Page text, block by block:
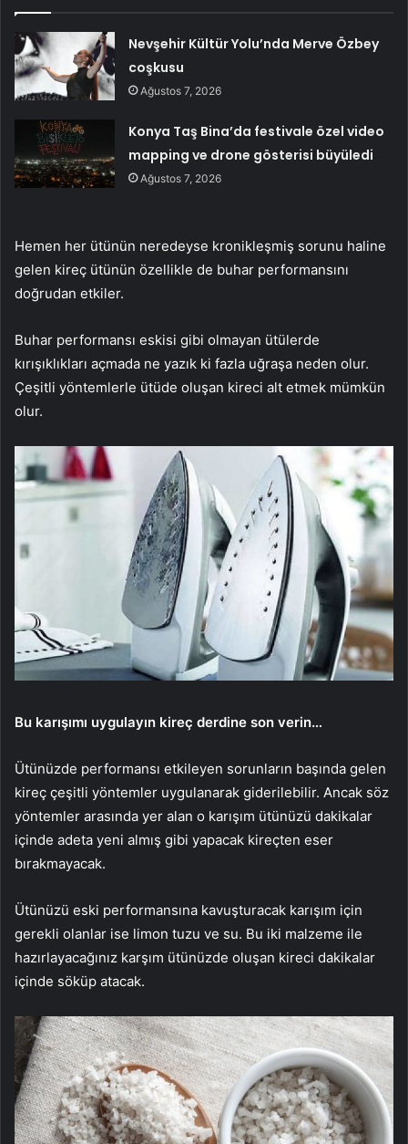
Nevşehir Kültür Yolu’nda Merve Özbey
coşkusu
Ağustos 7, 2026
Konya Taş Bina’da festivale özel video
mapping ve drone gösterisi büyüledi
Ağustos 7, 2026
Hemen her ütünün neredeyse kronikleşmiş sorunu haline
gelen kireç ütünün özellikle de buhar performansını
doğrudan etkiler.
Buhar performansı eskisi gibi olmayan ütülerde
kırışıklıkları açmada ne yazık ki fazla uğraşa neden olur.
Çeşitli yöntemlerle ütüde oluşan kireci alt etmek mümkün
olur.
Bu karışımı uygulayın kireç derdine son verin…
Ütünüzde performansı etkileyen sorunların başında gelen
kireç çeşitli yöntemler uygulanarak giderilebilir. Ancak söz
yöntemler arasında yer alan o karışım ütünüzü dakikalar
içinde adeta yeni almış gibi yapacak kireçten eser
bırakmayacak.
Ütünüzü eski performansına kavuşturacak karışım için
gerekli olanlar ise limon tuzu ve su. Bu iki malzeme ile
hazırlayacağınız karşım ütünüzde oluşan kireci dakikalar
içinde söküp atacak.